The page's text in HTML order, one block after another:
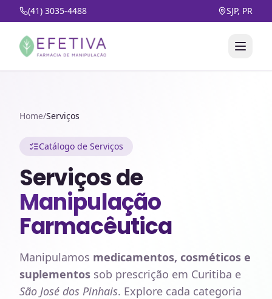
(41) 3035-4488 SJP, PR
Home/Serviços
Catálogo de Serviços
Serviços de
Manipulação
Farmacêutica
Manipulamos medicamentos, cosméticos e
suplementos sob prescrição em Curitiba e
São José dos Pinhais. Explore cada categoria